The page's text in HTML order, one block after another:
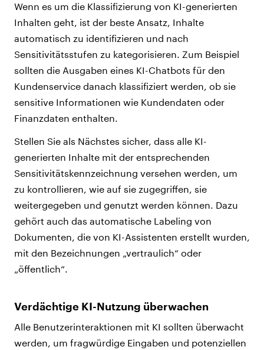
Wenn es um die Klassifizierung von KI-generierten
Inhalten geht, ist der beste Ansatz, Inhalte
automatisch zu identifizieren und nach
Sensitivitätsstufen zu kategorisieren. Zum Beispiel
sollten die Ausgaben eines KI-Chatbots für den
Kundenservice danach klassifiziert werden, ob sie
sensitive Informationen wie Kundendaten oder
Finanzdaten enthalten.
Stellen Sie als Nächstes sicher, dass alle KI-
generierten Inhalte mit der entsprechenden
Sensitivitätskennzeichnung versehen werden, um
zu kontrollieren, wie auf sie zugegriffen, sie
weitergegeben und genutzt werden können. Dazu
gehört auch das automatische Labeling von
Dokumenten, die von KI-Assistenten erstellt wurden,
mit den Bezeichnungen „vertraulich“ oder
„öffentlich“.
Verdächtige KI-Nutzung überwachen
Alle Benutzerinteraktionen mit KI sollten überwacht
werden, um fragwürdige Eingaben und potenziellen